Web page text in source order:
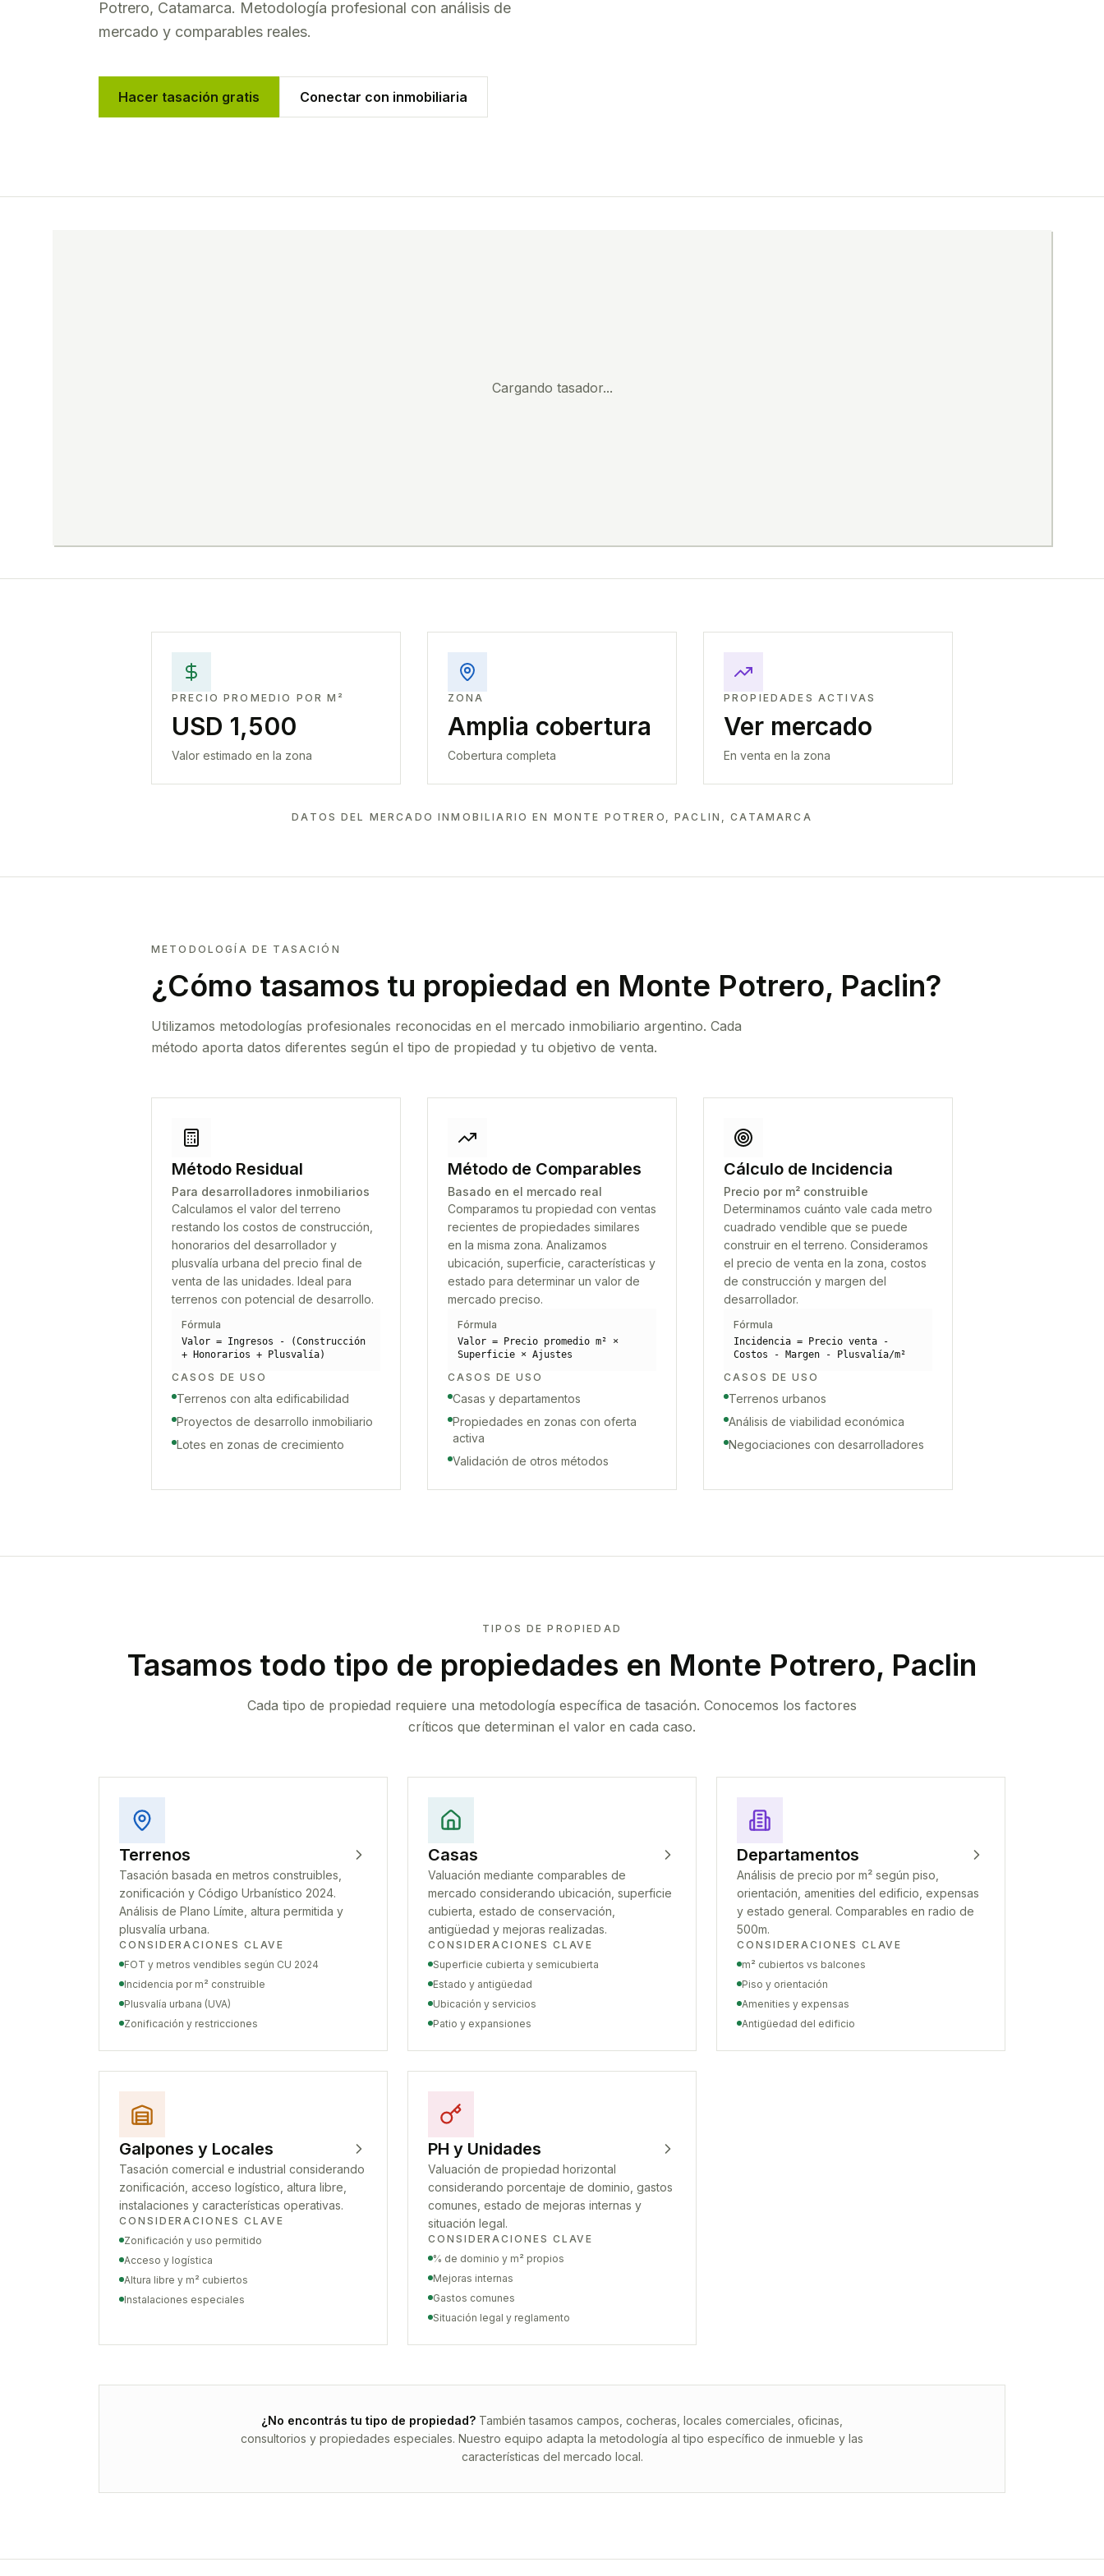
Potrero, Catamarca. Metodología profesional con análisis de
mercado y comparables reales.
Hacer tasación gratis Conectar con inmobiliaria
Cargando tasador...
PRECIO PROMEDIO POR M²
USD 1,500
Valor estimado en la zona
ZONA
Amplia cobertura
Cobertura completa
PROPIEDADES ACTIVAS
Ver mercado
En venta en la zona
DATOS DEL MERCADO INMOBILIARIO EN MONTE POTRERO, PACLIN, CATAMARCA
METODOLOGÍA DE TASACIÓN
¿Cómo tasamos tu propiedad en Monte Potrero, Paclin?
Utilizamos metodologías profesionales reconocidas en el mercado inmobiliario argentino. Cada
método aporta datos diferentes según el tipo de propiedad y tu objetivo de venta.
Método Residual
Para desarrolladores inmobiliarios
Calculamos el valor del terreno
restando los costos de construcción,
honorarios del desarrollador y
plusvalía urbana del precio final de
venta de las unidades. Ideal para
terrenos con potencial de desarrollo.
Fórmula
Valor = Ingresos - (Construcción
+ Honorarios + Plusvalía)
CASOS DE USO
Terrenos con alta edificabilidad
Proyectos de desarrollo inmobiliario
Lotes en zonas de crecimiento
Método de Comparables
Basado en el mercado real
Comparamos tu propiedad con ventas
recientes de propiedades similares
en la misma zona. Analizamos
ubicación, superficie, características y
estado para determinar un valor de
mercado preciso.
Fórmula
Valor = Precio promedio m² ×
Superficie × Ajustes
CASOS DE USO
Casas y departamentos
Propiedades en zonas con oferta
activa
Validación de otros métodos
Cálculo de Incidencia
Precio por m² construible
Determinamos cuánto vale cada metro
cuadrado vendible que se puede
construir en el terreno. Consideramos
el precio de venta en la zona, costos
de construcción y margen del
desarrollador.
Fórmula
Incidencia = Precio venta -
Costos - Margen - Plusvalía/m²
CASOS DE USO
Terrenos urbanos
Análisis de viabilidad económica
Negociaciones con desarrolladores
TIPOS DE PROPIEDAD
Tasamos todo tipo de propiedades en Monte Potrero, Paclin
Cada tipo de propiedad requiere una metodología específica de tasación. Conocemos los factores
críticos que determinan el valor en cada caso.
Terrenos
Tasación basada en metros construibles,
zonificación y Código Urbanístico 2024.
Análisis de Plano Límite, altura permitida y
plusvalía urbana.
CONSIDERACIONES CLAVE
FOT y metros vendibles según CU 2024
Incidencia por m² construible
Plusvalía urbana (UVA)
Zonificación y restricciones
Casas
Valuación mediante comparables de
mercado considerando ubicación, superficie
cubierta, estado de conservación,
antigüedad y mejoras realizadas.
CONSIDERACIONES CLAVE
Superficie cubierta y semicubierta
Estado y antigüedad
Ubicación y servicios
Patio y expansiones
Departamentos
Análisis de precio por m² según piso,
orientación, amenities del edificio, expensas
y estado general. Comparables en radio de
500m.
CONSIDERACIONES CLAVE
m² cubiertos vs balcones
Piso y orientación
Amenities y expensas
Antigüedad del edificio
Galpones y Locales
Tasación comercial e industrial considerando
zonificación, acceso logístico, altura libre,
instalaciones y características operativas.
CONSIDERACIONES CLAVE
Zonificación y uso permitido
Acceso y logística
Altura libre y m² cubiertos
Instalaciones especiales
PH y Unidades
Valuación de propiedad horizontal
considerando porcentaje de dominio, gastos
comunes, estado de mejoras internas y
situación legal.
CONSIDERACIONES CLAVE
% de dominio y m² propios
Mejoras internas
Gastos comunes
Situación legal y reglamento
¿No encontrás tu tipo de propiedad? También tasamos campos, cocheras, locales comerciales, oficinas,
consultorios y propiedades especiales. Nuestro equipo adapta la metodología al tipo específico de inmueble y las
características del mercado local.